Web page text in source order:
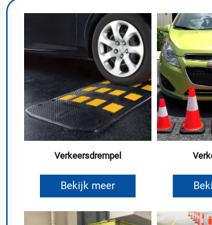
Verkeersdrempel
Bekijk meer